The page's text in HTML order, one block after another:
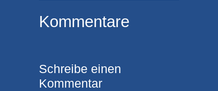
Kommentare
Schreibe einen
Kommentar